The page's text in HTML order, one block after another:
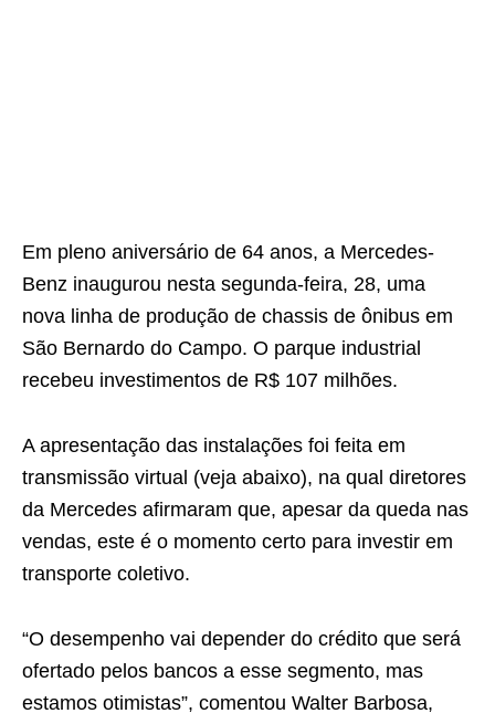
Em pleno aniversário de 64 anos, a Mercedes-
Benz inaugurou nesta segunda-feira, 28, uma
nova linha de produção de chassis de ônibus em
São Bernardo do Campo. O parque industrial
recebeu investimentos de R$ 107 milhões.
A apresentação das instalações foi feita em
transmissão virtual (veja abaixo), na qual diretores
da Mercedes afirmaram que, apesar da queda nas
vendas, este é o momento certo para investir em
transporte coletivo.
“O desempenho vai depender do crédito que será
ofertado pelos bancos a esse segmento, mas
estamos otimistas”, comentou Walter Barbosa,